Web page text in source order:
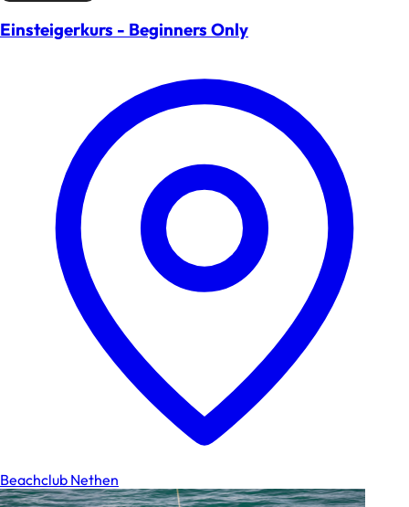
Einsteigerkurs - Beginners Only
Beachclub Nethen